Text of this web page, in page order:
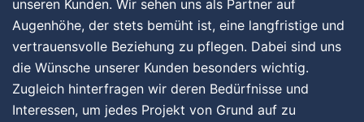
unseren Kunden. Wir sehen uns als Partner auf
Augenhöhe, der stets bemüht ist, eine langfristige und
vertrauensvolle Beziehung zu pflegen. Dabei sind uns
die Wünsche unserer Kunden besonders wichtig.
Zugleich hinterfragen wir deren Bedürfnisse und
Interessen, um jedes Projekt von Grund auf zu